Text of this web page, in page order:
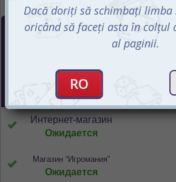
Цена :
220
СООБЩИТЬ О
Интернет-магазин
Ожидается
Магазин “Игромания”
Ожидается